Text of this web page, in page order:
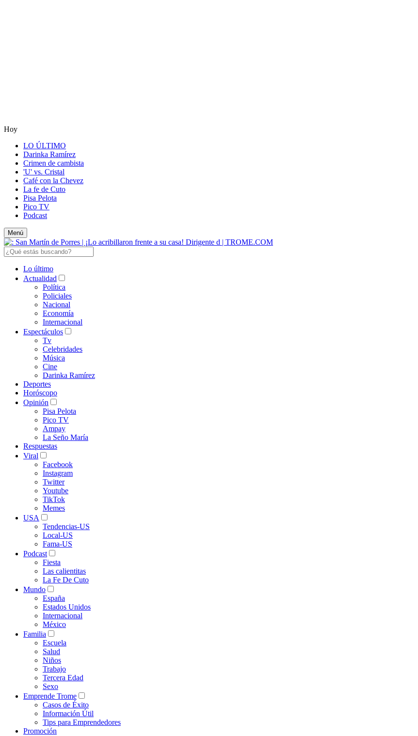
Hoy
LO ÚLTIMO
Darinka Ramírez
Crimen de cambista
'U' vs. Cristal
Café con la Chevez
La fe de Cuto
Pisa Pelota
Pico TV
Podcast
Menú
Lo último
Actualidad
Política
Policiales
Nacional
Economía
Internacional
Espectáculos
Tv
Celebridades
Música
Cine
Darinka Ramírez
Deportes
Horóscopo
Opinión
Pisa Pelota
Pico TV
Ampay
La Seño María
Respuestas
Viral
Facebook
Instagram
Twitter
Youtube
TikTok
Memes
USA
Tendencias-US
Local-US
Fama-US
Podcast
Fiesta
Las calientitas
La Fe De Cuto
Mundo
España
Estados Unidos
Internacional
México
Familia
Escuela
Salud
Niños
Trabajo
Tercera Edad
Sexo
Emprende Trome
Casos de Éxito
Información Útil
Tips para Emprendedores
Promoción